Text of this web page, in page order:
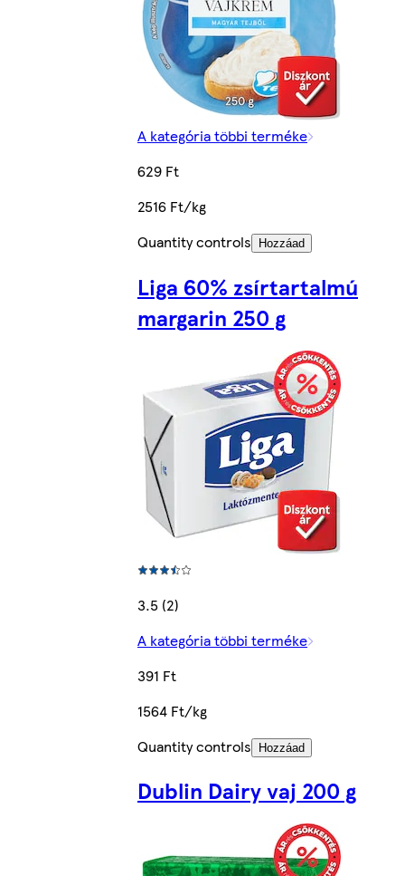
A kategória többi terméke
629 Ft
2516 Ft/kg
Quantity controls
Hozzáad
Liga 60% zsírtartalmú
margarin 250 g
3.5 (2)
A kategória többi terméke
391 Ft
1564 Ft/kg
Quantity controls
Hozzáad
Dublin Dairy vaj 200 g